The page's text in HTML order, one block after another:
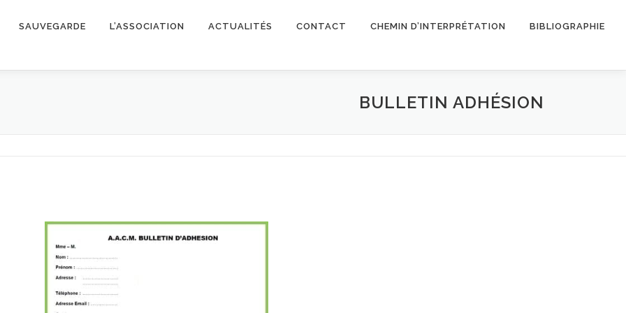
SAUVEGARDE L’ASSOCIATION ACTUALITÉS CONTACT CHEMIN D’INTERPRÉTATION BIBLIOGRAPHIE
BULLETIN ADHÉSION